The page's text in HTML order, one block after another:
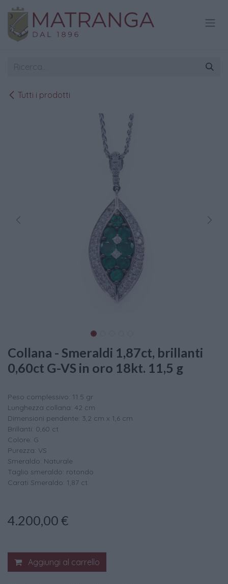
Passa al contenuto
Tutti i prodotti
Collana - Smeraldi 1,87ct, brillanti
0,60ct G-VS in oro 18kt. 11,5 g
Peso complessivo: 11.5 gr
Lunghezza collana: 42 cm
Dimensioni pendente: 3,2 cm x 1,6 cm
Brillanti: 0,60 ct
Colore: G
Purezza: VS
Smeraldo: Naturale
Taglio smeraldo: rotondo
Carati Smeraldo: 1,87 ct.
4.200,00 €
Aggiungi al carrello